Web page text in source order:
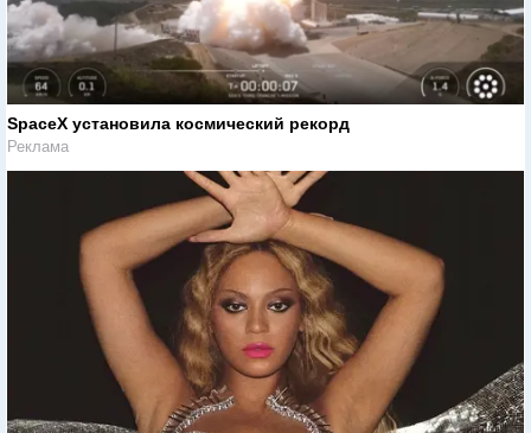
SpaceX установила космический рекорд
Реклама